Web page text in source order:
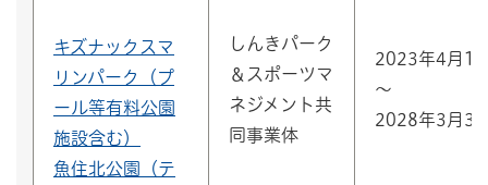
キズナックスマ
リンパーク
（プ
ール等有料公園
施設含む）
魚住北公園（テ
しんきパーク
＆スポーツマ
ネジメント共
同事業体
2023年4月1
～
2028年3月31